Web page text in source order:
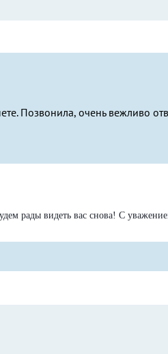
Позвонила, очень вежливо
рады видеть вас снова! С